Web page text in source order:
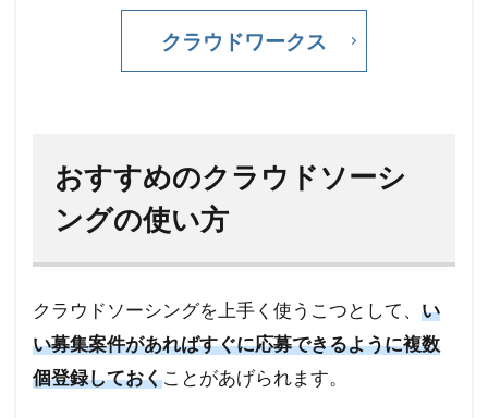
クラウドワークス
おすすめのクラウドソーシ
ングの使い方
クラウドソーシングを上手く使うこつとして、 い
い募集案件があればすぐに応募できるように複数
個登録しておくことがあげられます。